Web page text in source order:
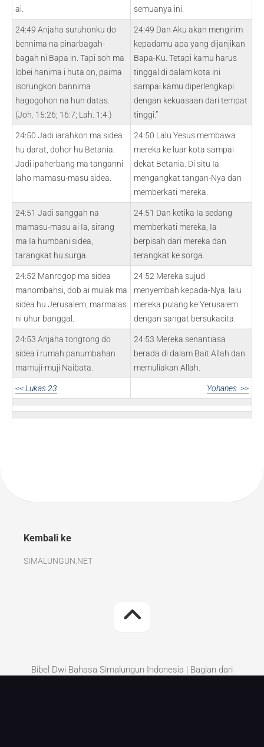
ai.
semuanya ini.
24:49 Anjaha suruhonku do
bennima na pinarbagah-
bagah ni Bapa in. Tapi soh ma
lobei hanima i huta on, paima
isorungkon bannima
hagogohon na hun datas.
(Joh. 15:26; 16:7; Lah. 1:4.)
24:49 Dan Aku akan mengirim
kepadamu apa yang dijanjikan
Bapa-Ku. Tetapi kamu harus
tinggal di dalam kota ini
sampai kamu diperlengkapi
dengan kekuasaan dari tempat
tinggi.”
24:50 Jadi iarahkon ma sidea
hu darat, dohor hu Betania.
Jadi ipaherbang ma tanganni
laho mamasu-masu sidea.
24:50 Lalu Yesus membawa
mereka ke luar kota sampai
dekat Betania. Di situ Ia
mengangkat tangan-Nya dan
memberkati mereka.
24:51 Jadi sanggah na
mamasu-masu ai Ia, sirang
ma Ia humbani sidea,
tarangkat hu surga.
24:51 Dan ketika Ia sedang
memberkati mereka, Ia
berpisah dari mereka dan
terangkat ke sorga.
24:52 Manrogop ma sidea
manombahsi, dob ai mulak ma
sidea hu Jerusalem, marmalas
ni uhur banggal.
24:52 Mereka sujud
menyembah kepada-Nya, lalu
mereka pulang ke Yerusalem
dengan sangat bersukacita.
24:53 Anjaha tongtong do
sidea i rumah panumbahan
mamuji-muji Naibata.
24:53 Mereka senantiasa
berada di dalam Bait Allah dan
memuliakan Allah.
<< Lukas 23 Yohanes >>
Kembali ke
SIMALUNGUN.NET
Bibel Dwi Bahasa Simalungun Indonesia | Bagian dari